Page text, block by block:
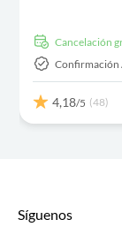
cancelación
Confirmación
4,18/5 (48)
Síguenos